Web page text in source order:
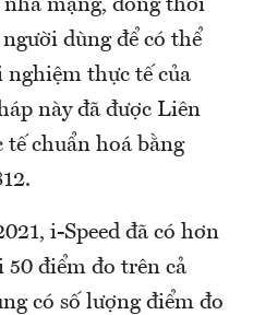
mạng, đồng thời
dùng để có thể
nghiệm thực tế của
này đã được Liên
chuẩn hoá bằng
i-Speed đã có hơn
điểm đo trên cả
có số lượng điểm đo